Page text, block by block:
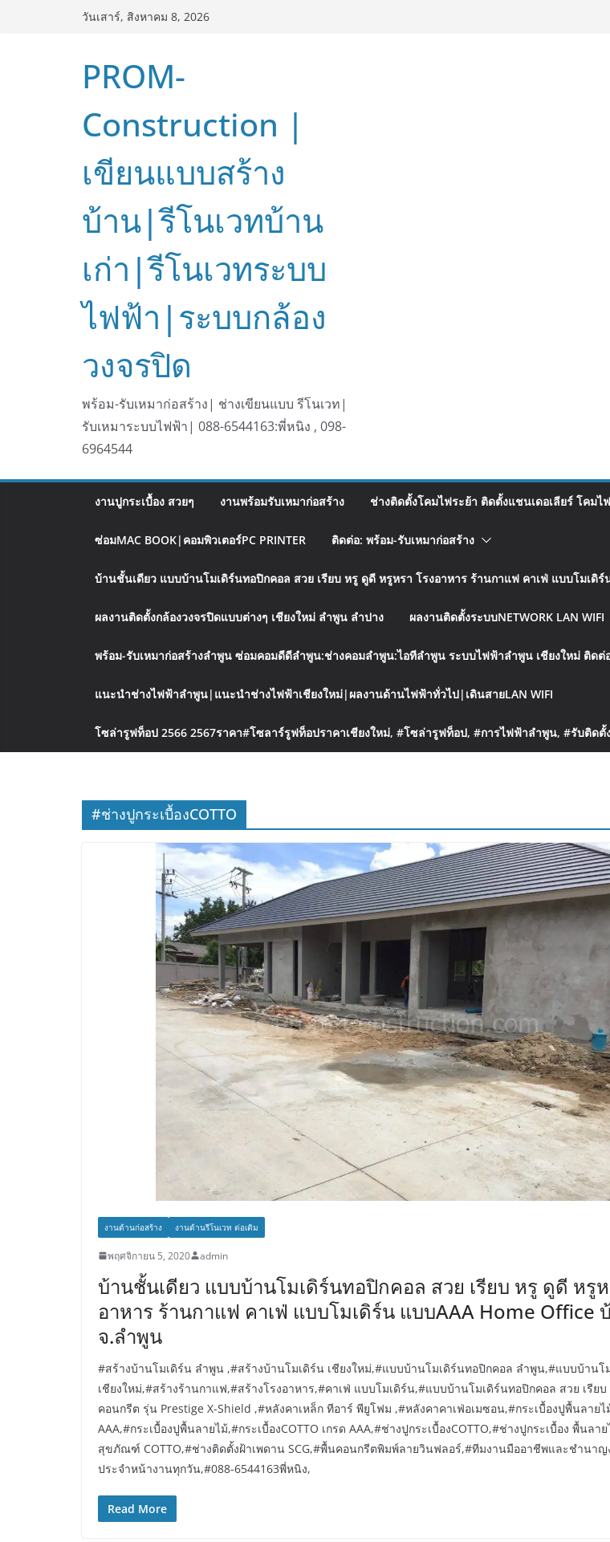
วันเสาร์, สิงหาคม 8, 2026
PROM-
Construction |
เขียนแบบสร้าง
บ้าน|รีโนเวทบ้าน
เก่า|รีโนเวทระบบ
ไฟฟ้า|ระบบกล้อง
วงจรปิด
พร้อม-รับเหมาก่อสร้าง| ช่างเขียนแบบ รีโนเวท|
รับเหมาระบบไฟฟ้า| 088-6544163:พี่หนิง , 098-
6964544
งานปูกระเบื้อง สวยๆ งานพร้อมรับเหมาก่อสร้าง ช่างติดตั้งโคมไฟระย้า ติดตั้งแชนเดอเลียร์ โคมไ
ซ่อมMAC BOOK|คอมพิวเตอร์PC PRINTER ติดต่อ: พร้อม-รับเหมาก่อสร้าง
บ้านชั้นเดียว แบบบ้านโมเดิร์นทอปิกคอล สวย เรียบ หรู ดูดี หรูหรา โรงอาหาร ร้านกาแฟ คาเฟ่ แบบโมเดิร์
ผลงานติดตั้งกล้องวงจรปิดแบบต่างๆ เชียงใหม่ ลำพูน ลำปาง ผลงานติดตั้งระบบNETWORK LAN WIFI
พร้อม-รับเหมาก่อสร้างลำพูน ซ่อมคอมดีดีลำพูน:ช่างคอมลำพูน:ไอทีลำพูน ระบบไฟฟ้าลำพูน เชียงใหม่ ติดต่
แนะนำช่างไฟฟ้าลำพูน|แนะนำช่างไฟฟ้าเชียงใหม่|ผลงานด้านไฟฟ้าทั่วไป|เดินสายLAN WIFI
โซล่ารูฟท็อป 2566 2567ราคา#โซลาร์รูฟท็อปราคาเชียงใหม่, #โซล่ารูฟท็อป, #การไฟฟ้าลำพูน, #รับติดตั้
#ช่างปูกระเบื้องCOTTO
งานด้านก่อสร้าง งานด้านรีโนเวท ต่อเติม
พฤศจิกายน 5, 2020 admin
บ้านชั้นเดียว แบบบ้านโมเดิร์นทอปิกคอล สวย เรียบ หรู ดูดี หรูห
อาหาร ร้านกาแฟ คาเฟ่ แบบโมเดิร์น แบบAAA Home Office
จ.ลำพูน
#สร้างบ้านโมเดิร์น ลำพูน ,#สร้างบ้านโมเดิร์น เชียงใหม่,#แบบบ้านโมเดิร์นทอปิกคอล ลำพูน,#แบบบ้านโ
เชียงใหม่,#สร้างร้านกาแฟ,#สร้างโรงอาหาร,#คาเฟ่ แบบโมเดิร์น,#แบบบ้านโมเดิร์นทอปิกคอล สวย เรีย
คอนกรีต รุ่น Prestige X-Shield ,#หลังคาเหล็ก ทีอาร์ พียูโฟม ,#หลังคาคาเฟ่อเมซอน,#กระเบื้องปูพื้นลายไ
AAA,#กระเบื้องปูพื้นลายไม้,#กระเบื้องCOTTO เกรด AAA,#ช่างปูกระเบื้องCOTTO,#ช่างปูกระเบื้อง พื้นลา
สุขภัณฑ์ COTTO,#ช่างติดตั้งฝ้าเพดาน SCG,#พื้นคอนกรีตพิมพ์ลายวินฟลอร์,#ทีมงานมืออาชีพและชำนาญ
ประจำหน้างานทุกวัน,#088-6544163พี่หนิง,
Read More